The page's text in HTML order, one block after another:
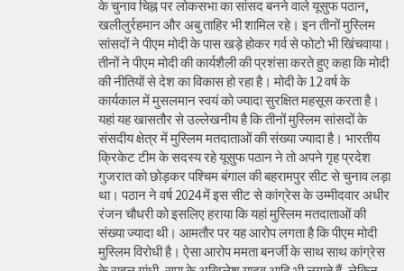
के चुनाव चिह्न पर लोकसभा का सांसद बनने वाले यूसुफ पठान,
खलीलुर्रहमान और अबु ताहिर भी शामिल रहे। इन तीनों मुस्लिम
सांसदों ने पीएम मोदी के पास खड़े होकर गर्व से फोटो भी खिंचवाया।
तीनों ने पीएम मोदी की कार्यशैली की प्रशंसा करते हुए कहा कि मोदी
की नीतियों से देश का विकास हो रहा है। मोदी के 12 वर्ष के
कार्यकाल में मुसलमान स्वयं को ज्यादा सुरक्षित महसूस करता है।
यहां यह खासतौर से उल्लेखनीय है कि तीनों मुस्लिम सांसदों के
संसदीय क्षेत्र में मुस्लिम मतदाताओं की संख्या ज्यादा है। भारतीय
क्रिकेट टीम के सदस्य रहे यूसुफ पठान ने तो अपने गृह प्रदेश
गुजरात को छोड़कर पश्चिम बंगाल की बहरामपुर सीट से चुनाव लड़ा
था। पठान ने वर्ष 2024 में इस सीट से कांग्रेस के उम्मीदवार अधीर
रंजन चौधरी को इसलिए हराया कि यहां मुस्लिम मतदाताओं की
संख्या ज्यादा थी। आमतौर पर यह आरोप लगता है कि पीएम मोदी
मुस्लिम विरोधी है। ऐसा आरोप ममता बनर्जी के साथ साथ कांग्रेस